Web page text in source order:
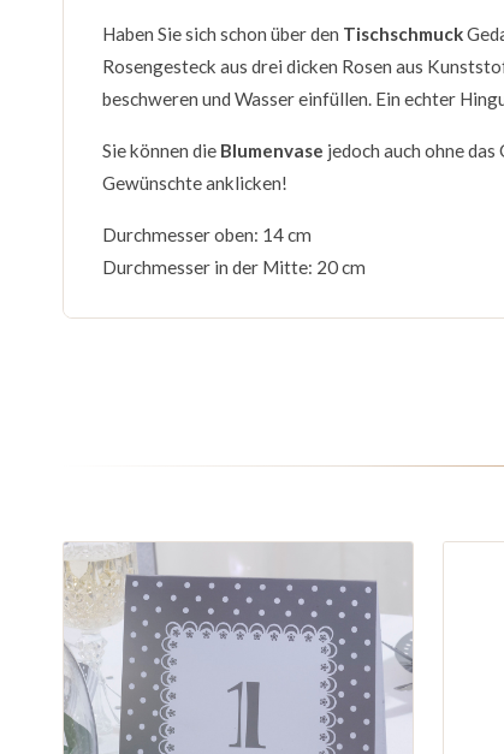
Haben Sie sich schon über den Tischschmuck
Rosengesteck aus drei dicken Rosen aus
beschweren und Wasser einfüllen. Ein echter
Sie können die Blumenvase jedoch auch ohne
Gewünschte anklicken!
Durchmesser oben: 14 cm
Durchmesser in der Mitte: 20 cm